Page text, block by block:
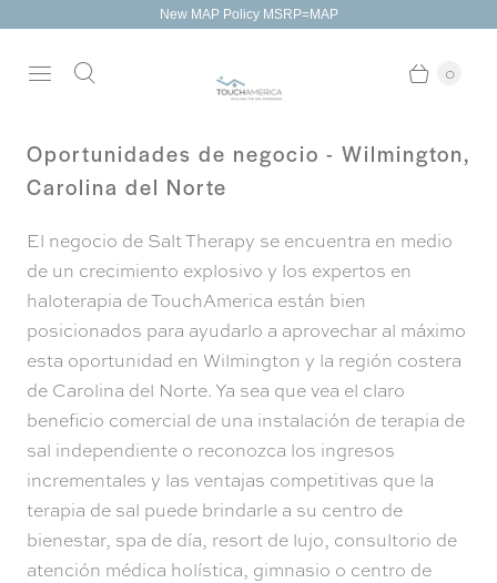
New MAP Policy MSRP=MAP
0
Oportunidades de negocio - Wilmington,
Carolina del Norte
El negocio de Salt Therapy se encuentra en medio
de un crecimiento explosivo y los expertos en
haloterapia de TouchAmerica están bien
posicionados para ayudarlo a aprovechar al máximo
esta oportunidad en Wilmington y la región costera
de Carolina del Norte. Ya sea que vea el claro
beneficio comercial de una instalación de terapia de
sal independiente o reconozca los ingresos
incrementales y las ventajas competitivas que la
terapia de sal puede brindarle a su centro de
bienestar, spa de día, resort de lujo, consultorio de
atención médica holística, gimnasio o centro de